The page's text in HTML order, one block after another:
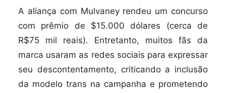
A aliança com Mulvaney rendeu um concurso
com prêmio de $15.000 dólares (cerca de
R$75 mil reais). Entretanto, muitos fãs da
marca usaram as redes sociais para expressar
seu descontentamento, criticando a inclusão
da modelo trans na campanha e prometendo